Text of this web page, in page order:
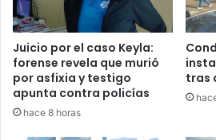
Juicio por el caso Keyla:
forense revela que murió
por asfixia y testigo
apunta contra policías
hace 8 horas
tras